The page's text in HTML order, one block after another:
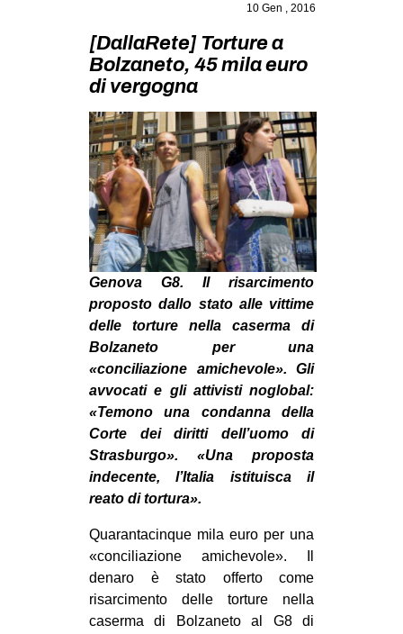
STUDENTI TSUNAMI
MILANO
MOBILITAZIONI
SPAZI
SPORT POPOLARE
MOVIMENTI
AMBIENTE
ANTIFASCISMO
DIRITTO ALL’ABITARE
GENERI
MIGRAZIONI
PRECARIATO
REPRESSIONE
ARTE
CINEMA
MANIFESTI
10 Gen , 2016
[DallaRete] Torture a
Bolzaneto, 45 mila euro
di vergogna
Genova G8. Il risarcimento
proposto dallo stato alle vittime
delle torture nella caserma di
Bolzaneto per una
«conciliazione amichevole». Gli
avvocati e gli attivisti noglobal:
«Temono una condanna della
Corte dei diritti dell’uomo di
Strasburgo». «Una proposta
indecente, l’Italia istituisca il
reato di tortura».
Quarantacinque mila euro per una
«conciliazione amichevole». Il
denaro è stato offerto come
risarcimento delle torture nella
caserma di Bolzaneto al G8 di